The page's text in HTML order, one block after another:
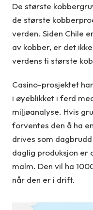
De største
de største
verden. Siden Chile
av kobber, er det
verdens ti største
Casino-prosjektet
i øyeblikket i ferd
miljøanalyse. Hvis
forventes den å ha
drives som
daglig produksjon er
malm. Den vil ha
når den er i drift.